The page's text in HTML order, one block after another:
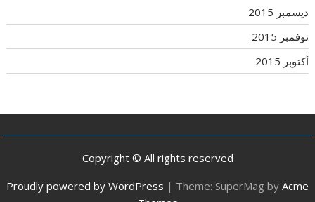
ديسمبر 2015
نوفمبر 2015
أكتوبر 2015
Copyright © All rights reserved
Proudly powered by WordPress | Theme: SuperMag by Acme